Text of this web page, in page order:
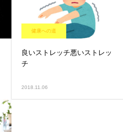
健康への道
良いストレッチ悪いストレッ
チ
2018.11.06